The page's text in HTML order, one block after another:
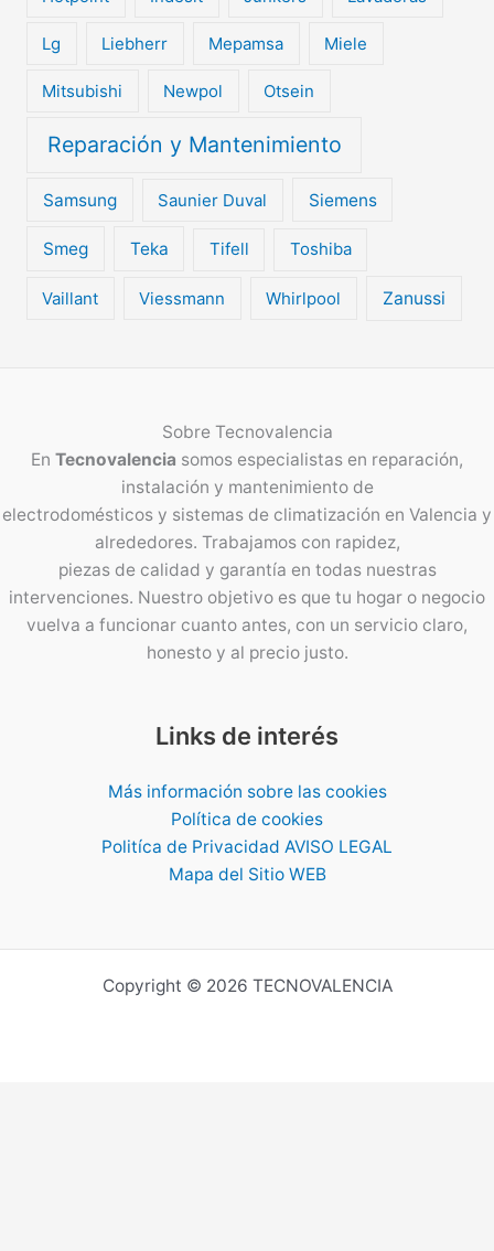
Lg Liebherr Mepamsa Miele
Mitsubishi Newpol Otsein
Reparación y Mantenimiento
Samsung Saunier Duval Siemens
Smeg Teka Tifell Toshiba
Vaillant Viessmann Whirlpool Zanussi
Sobre Tecnovalencia
En Tecnovalencia somos especialistas en reparación,
instalación y mantenimiento de
electrodomésticos y sistemas de climatización en Valencia y
alrededores. Trabajamos con rapidez,
piezas de calidad y garantía en todas nuestras
intervenciones. Nuestro objetivo es que tu hogar o negocio
vuelva a funcionar cuanto antes, con un servicio claro,
honesto y al precio justo.
Links de interés
Más información sobre las cookies
Política de cookies
Politíca de Privacidad AVISO LEGAL
Mapa del Sitio WEB
Copyright © 2026 TECNOVALENCIA